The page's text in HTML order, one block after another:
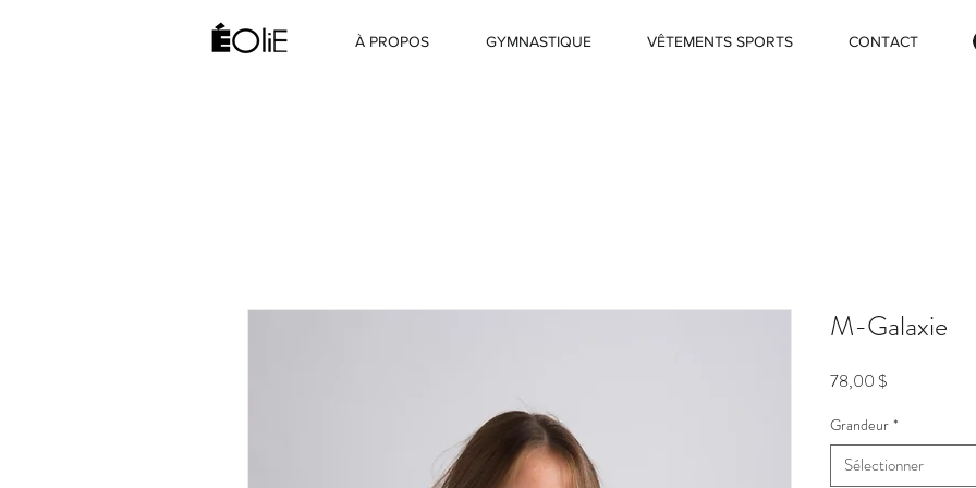
À PROPOS GYMNASTIQUE VÊTEMENTS SPORTS CONTACT
M-Galaxie
78,00 $
Grandeur *
Sélectionner